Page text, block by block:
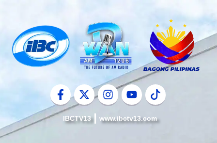
content
IBCTV13 www.ibctv13.com